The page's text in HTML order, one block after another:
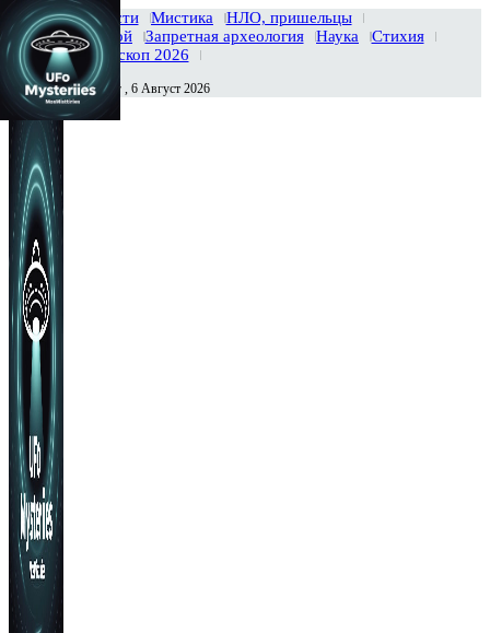
Главная Новости Мистика
НЛО, пришельцы
Тайны вселенной
Запретная археология Наука
Стихия
История
Гороскоп 2026
Сегодня Четверг , 6 Август 2026